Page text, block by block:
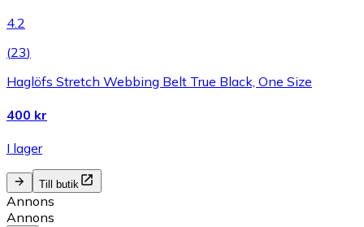
4.2
(23)
Haglöfs Stretch Webbing Belt True Black, One Size
400 kr
I lager
Till butik
Annons
Annons